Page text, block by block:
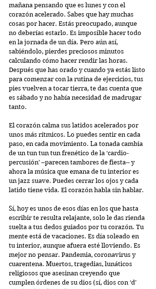
mañana pensando que es lunes y con el
corazón acelerado. Sabes que hay muchas
cosas por hacer. Estás preocupado, aunque
no deberías estarlo. Es imposible hacer todo
en la jornada de un día. Pero aún así,
sabiéndolo, pierdes preciosos minutos
calculando cómo hacer rendir las horas.
Después que has orado y cuando ya estás listo
para comenzar con la rutina de ejercicios, tus
pies vuelven a tocar tierra, te das cuenta que
es sábado y no había necesidad de madrugar
tanto.
El corazón calma sus latidos acelerados por
unos más rítmicos. Lo puedes sentir en cada
paso, en cada movimiento. La tonada cambia
de un tun tun tun frenético de la ‘cardio-
percusión’ –parecen tambores de fiesta-- y
ahora la música que emana de tu interior es
un jazz suave. Puedes cerrar los ojos y cada
latido tiene vida. El corazón habla sin hablar.
Sí, hoy es unos de esos días en los que hasta
escribir te resulta relajante, solo le das rienda
suelta a tus dedos guiados por tu corazón. Tu
mente está de vacaciones. Es día soleado en
tu interior, aunque afuera esté lloviendo. Es
mejor no pensar. Pandemia, coronavirus y
cuarentena. Muertos, tragedias, lunáticos
religiosos que asesinan creyendo que
cumplen órdenes de su dios (sí, dios con ‘d’